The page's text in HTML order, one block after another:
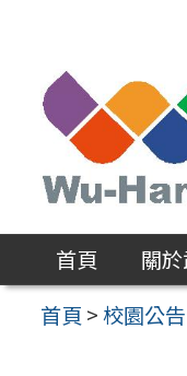
區
首頁 關
首頁 >校園公告